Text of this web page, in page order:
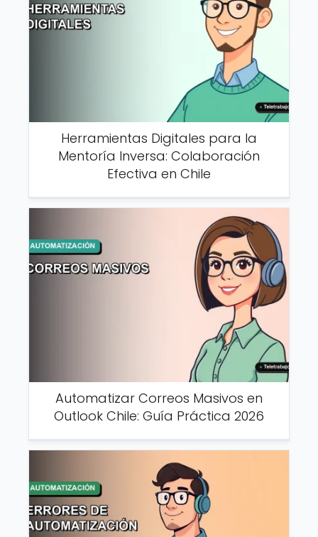
Herramientas Digitales para la
Mentoría Inversa: Colaboración
Efectiva en Chile
Automatizar Correos Masivos en
Outlook Chile: Guía Práctica 2026